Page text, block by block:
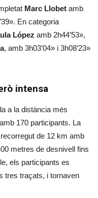
Marc Llobet amb
En categoria
López amb 2h44’53»,
, amb 3h03’04» i 3h08’23»
intensa
a la distància més
170 participants. La
de 12 km amb
metres de desnivell fins
els participants es
tres traçats, i tornaven